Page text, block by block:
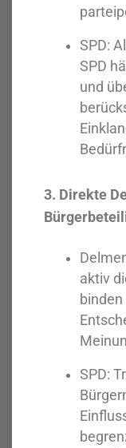
SPD:
SPD
und
3. Direkte
aktiv
binden
SPD: